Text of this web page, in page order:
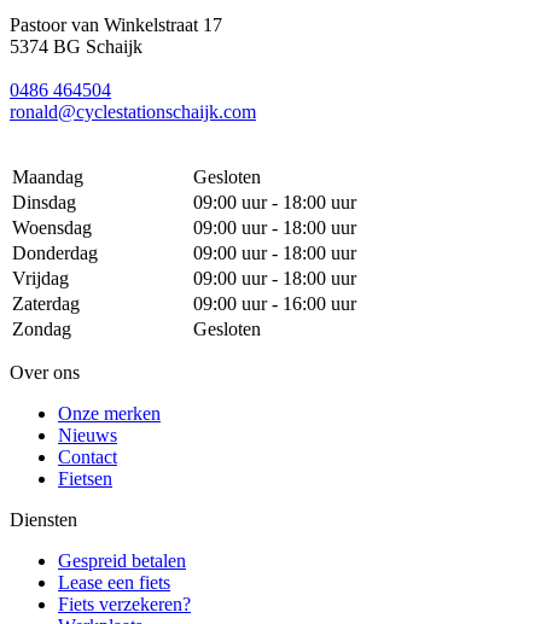
Pastoor van Winkelstraat 17
5374 BG Schaijk
0486 464504
ronald@cyclestationschaijk.com
Maandag
Gesloten
Dinsdag
09:00 uur - 18:00 uur
Woensdag
09:00 uur - 18:00 uur
Donderdag
09:00 uur - 18:00 uur
Vrijdag
09:00 uur - 18:00 uur
Zaterdag
09:00 uur - 16:00 uur
Zondag
Gesloten
Over ons
Onze merken
Nieuws
Contact
Fietsen
Diensten
Gespreid betalen
Lease een fiets
Fiets verzekeren?